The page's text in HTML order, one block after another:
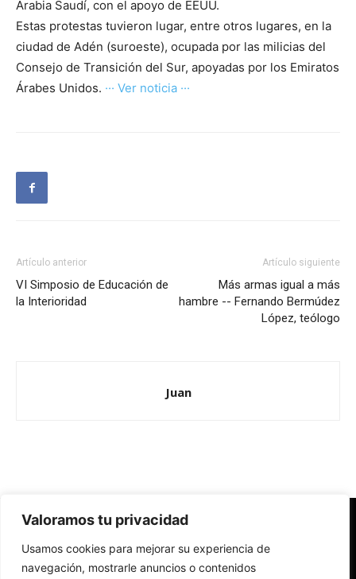
Valoramos tu privacidad
Usamos cookies para mejorar su experiencia de
navegación, mostrarle anuncios o contenidos
Arabia Saudí, con el apoyo de EEUU.
Estas protestas tuvieron lugar, entre otros lugares, en la
ciudad de Adén (suroeste), ocupada por las milicias del
Consejo de Transición del Sur, apoyadas por los Emiratos
Árabes Unidos. ··· Ver noticia ···
Artículo anterior
VI Simposio de Educación de
la Interioridad
Artículo siguiente
Más armas igual a más
hambre -- Fernando Bermúdez
López, teólogo
Juan
Redes Cristianas
Una mirada alternativa sobre la Iglesia católica y la sociedad
- Colectivos de Redes Cristianas